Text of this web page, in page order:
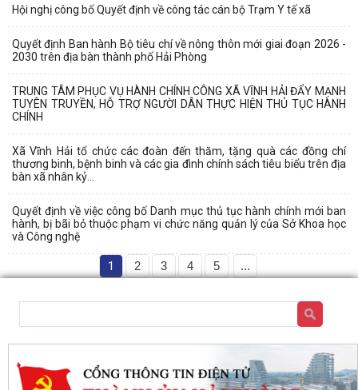
Hội nghị công bố Quyết định về công tác cán bộ Trạm Y tế xã
Quyết định Ban hành Bộ tiêu chí về nông thôn mới giai đoạn 2026 -
2030 trên địa bàn thành phố Hải Phòng
TRUNG TÂM PHỤC VỤ HÀNH CHÍNH CÔNG XÃ VĨNH HẢI ĐẨY MẠNH
TUYÊN TRUYỀN, HỖ TRỢ NGƯỜI DÂN THỰC HIỆN THỦ TỤC HÀNH
CHÍNH
Xã Vĩnh Hải tổ chức các đoàn đến thăm, tặng quà các đồng chí
thương binh, bệnh binh và các gia đình chính sách tiêu biểu trên địa
bàn xã nhân kỷ...
Quyết định về việc công bố Danh mục thủ tục hành chính mới ban
hành, bị bãi bỏ thuộc phạm vi chức năng quản lý của Sở Khoa học
và Công nghệ
1 2 3 4 5 ...